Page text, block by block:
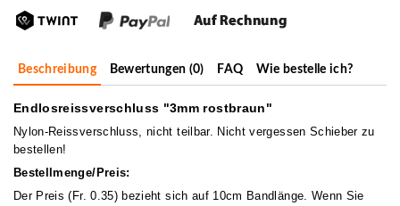
Beschreibung Bewertungen (0) FAQ Wie bestelle ich?
Endlosreissverschluss "3mm rostbraun"
Nylon-Reissverschluss, nicht teilbar. Nicht vergessen Schieber zu
bestellen!
Bestellmenge/Preis:
Der Preis (Fr. 0.35) bezieht sich auf 10cm Bandlänge. Wenn Sie